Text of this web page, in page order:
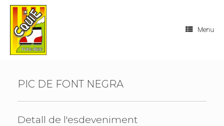
Skip
content
Menu
PIC DE FONT NEGRA
Detall de l'esdeveniment